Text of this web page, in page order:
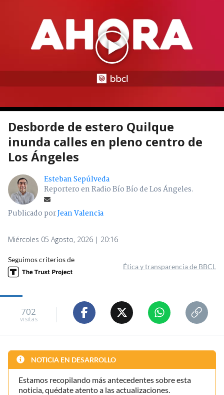
Desborde de estero Quilque
inunda calles en pleno centro de
Los Ángeles
Esteban Sepúlveda
Reportero en Radio Bío Bío de Los Ángeles.
Publicado porJean Valencia
Miércoles 05 Agosto, 2026 | 20:16
Seguimos criterios de
Ética y transparencia de BBCL
702
visitas
NOTICIA EN DESARROLLO
Estamos recopilando más antecedentes sobre esta
noticia, quédate atento a las actualizaciones.